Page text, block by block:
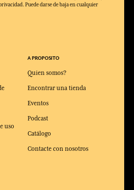
Puede darse de baja en cualquier
uso
A PROPOSITO
Quien somos?
Encontrar una tienda
Eventos
Podcast
Catálogo
Contacte con nosotros